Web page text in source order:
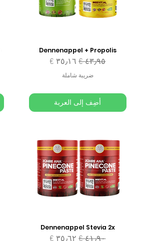
Dennenappel + Propolis
سعر عادي‏٤٣٫٩٥ € سعر البيع
ضريبة شاملة
أضِف إلى العربة
Dennenappel Stevia 2x
سعر عادي‏٤١٫٩٠ € سعر البيع